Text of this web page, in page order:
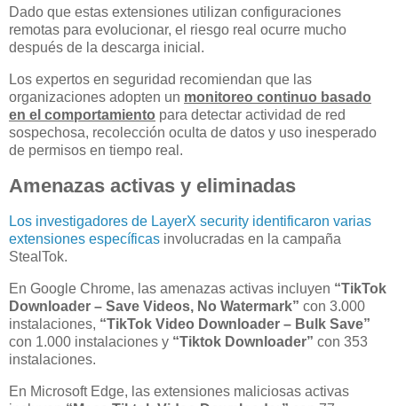
Dado que estas extensiones utilizan configuraciones
remotas para evolucionar, el riesgo real ocurre mucho
después de la descarga inicial.
Los expertos en seguridad recomiendan que las
organizaciones adopten un monitoreo continuo basado
en el comportamiento para detectar actividad de red
sospechosa, recolección oculta de datos y uso inesperado
de permisos en tiempo real.
Amenazas activas y eliminadas
Los investigadores de LayerX security identificaron varias
extensiones específicas involucradas en la campaña
StealTok.
En Google Chrome, las amenazas activas incluyen “TikTok
Downloader – Save Videos, No Watermark” con 3.000
instalaciones, “TikTok Video Downloader – Bulk Save”
con 1.000 instalaciones y “Tiktok Downloader” con 353
instalaciones.
En Microsoft Edge, las extensiones maliciosas activas